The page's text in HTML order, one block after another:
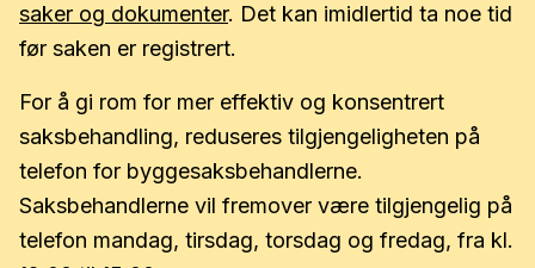
saker og dokumenter. Det kan imidlertid ta noe tid
før saken er registrert.
For å gi rom for mer effektiv og konsentrert
saksbehandling, reduseres tilgjengeligheten på
telefon for byggesaksbehandlerne.
Saksbehandlerne vil fremover være tilgjengelig på
telefon mandag, tirsdag, torsdag og fredag, fra kl.